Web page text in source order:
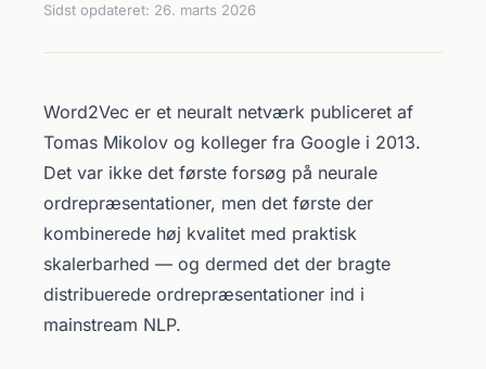
Sidst opdateret: 26. marts 2026
Word2Vec er et neuralt netværk publiceret af
Tomas Mikolov og kolleger fra Google i 2013.
Det var ikke det første forsøg på neurale
ordrepræsentationer, men det første der
kombinerede høj kvalitet med praktisk
skalerbarhed — og dermed det der bragte
distribuerede ordrepræsentationer ind i
mainstream NLP.